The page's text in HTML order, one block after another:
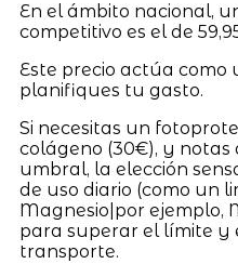
En el ámbito nacional,
competitivo es el de
Este precio actúa como
planifiques tu gasto.
Si necesitas un
colágeno (30€), y
umbral, la elección
de uso diario (como un
Magnesio|por ejemplo,
para superar el límite y
transporte.